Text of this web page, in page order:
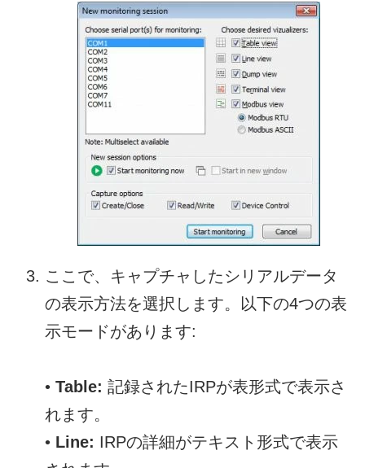
ここで、キャプチャしたシリアルデータ
の表示方法を選択します。以下の4つの表
示モードがあります:
• Table: 記録されたIRPが表形式で表示さ
れます。
• Line: IRPの詳細がテキスト形式で表示